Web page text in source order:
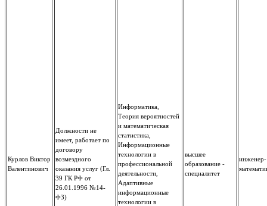
Курлов Виктор
Валентинович
Должности не
имеет, работает по
договору
возмездного
оказания услуг (Гл.
39 ГК РФ от
26.01.1996 №14-
ФЗ)
Информатика,
Теория вероятностей
и математическая
статистика,
Информационные
технологии в
профессиональной
деятельности,
Адаптивные
информационные
технологии в
высшее
образование -
специалитет
инженер-